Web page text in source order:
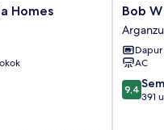
Homes
Bob
W
Madrid
Atocha
Bob
Dapur
AC
9.4
dari
9,4
391